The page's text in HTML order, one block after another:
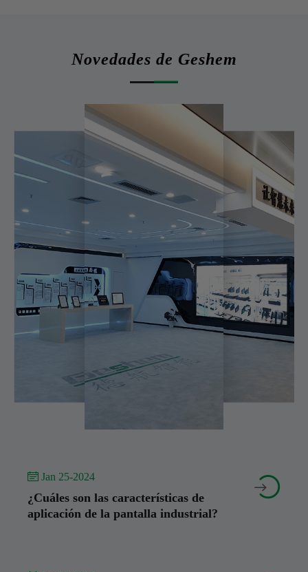
Novedades de Geshem
 Jan 25-2024
¿Cuáles son las características de
aplicación de la pantalla industrial?

